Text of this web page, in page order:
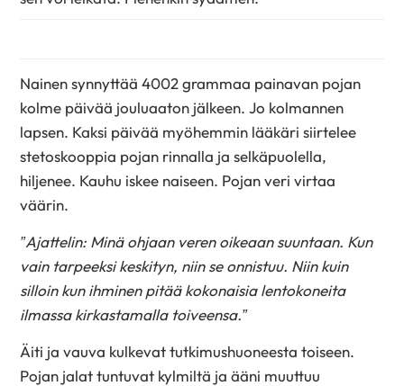
Nainen synnyttää 4002 grammaa painavan pojan
kolme päivää jouluaaton jälkeen. Jo kolmannen
lapsen. Kaksi päivää myöhemmin lääkäri siirtelee
stetoskooppia pojan rinnalla ja selkäpuolella,
hiljenee. Kauhu iskee naiseen. Pojan veri virtaa
väärin.
”Ajattelin: Minä ohjaan veren oikeaan suuntaan. Kun
vain tarpeeksi keskityn, niin se onnistuu. Niin kuin
silloin kun ihminen pitää kokonaisia lentokoneita
ilmassa kirkastamalla toiveensa.”
Äiti ja vauva kulkevat tutkimushuoneesta toiseen.
Pojan jalat tuntuvat kylmiltä ja ääni muuttuu